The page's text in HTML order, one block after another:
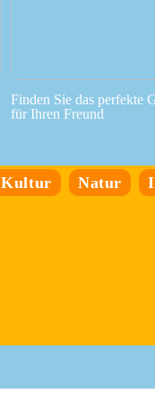
Finden Sie das perfekte
für Ihren Freund
Kultur Natur